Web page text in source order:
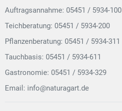
Auftragsannahme: 05451 / 5934-100
Teichberatung: 05451 / 5934-200
Pflanzenberatung: 05451 / 5934-311
Tauchbasis: 05451 / 5934-611
Gastronomie: 05451 / 5934-329
Email: info@naturagart.de